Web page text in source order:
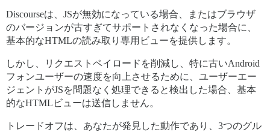
Discourseは、JSが無効になっている場合、またはブラウザ
のバージョンが古すぎてサポートされなくなった場合に、
基本的なHTMLの読み取り専用ビューを提供します。
しかし、リクエストペイロードを削減し、特に古いAndroid
フォンユーザーの速度を向上させるために、ユーザーエー
ジェントがJSを問題なく処理できると検出した場合、基本
的なHTMLビューは送信しません。
トレードオフは、あなたが発見した動作であり、3つのグル